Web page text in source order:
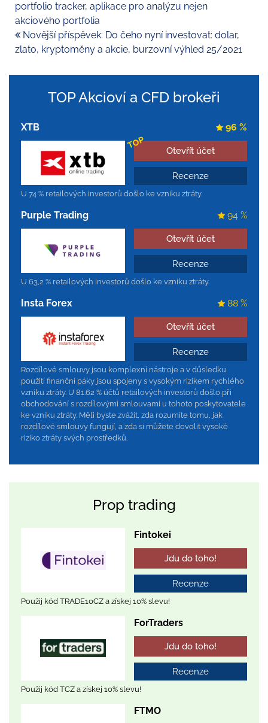
portfolio tracker, aplikace pro analýzu nejen
akciového portfolia
Novější příspěvek: Do čeho nyní investovat: dolar,
zlato, kryptoměny a akcie, burzovní výhled 25/2021
TOP Akcioví a CFD brokeři
XTB
TOP
Otevřít účet
Recenze
96 %
U 74 % retailových investorů došlo ke vzniku ztráty.
Purple Trading
Otevřít účet
Recenze
94 %
U 63,2 % retailových investorů došlo ke vzniku ztráty.
Insta Forex
Otevřít účet
Recenze
88 %
Rozdílové smlouvy jsou komplexní nástroje a v důsledku
použití finanční páky jsou spojeny s vysokým rizikem rychlého
vzniku ztráty. U 81.62 % účtů retailových investorů došlo při
obchodování s rozdílovými smlouvami u tohoto poskytovatele
ke vzniku ztráty. Měli byste zvážit, zda rozumíte tomu, jak
rozdílové smlouvy fungují, a zda si můžete dovolit vysoké
riziko ztráty svých prostředků.
Prop trading
Fintokei
Jdu do toho!
Recenze
Použij kód TRADE10CZ a získej 10% slevu!
ForTraders
Jdu do toho!
Recenze
Použij kód TCZ a získej 10% slevu!
FTMO